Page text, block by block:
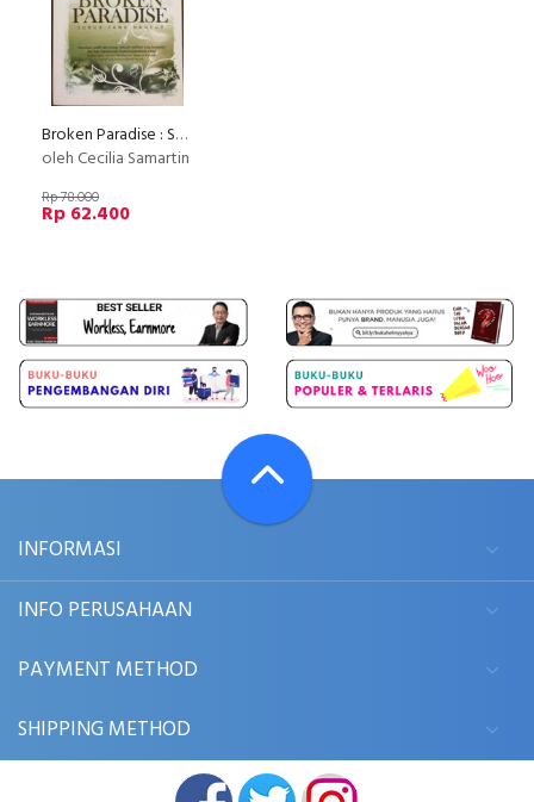
Broken Paradise : Surga Yang Hancur
oleh Cecilia Samartin
Rp 78.000
Rp 62.400
INFORMASI
INFO PERUSAHAAN
PAYMENT METHOD
SHIPPING METHOD